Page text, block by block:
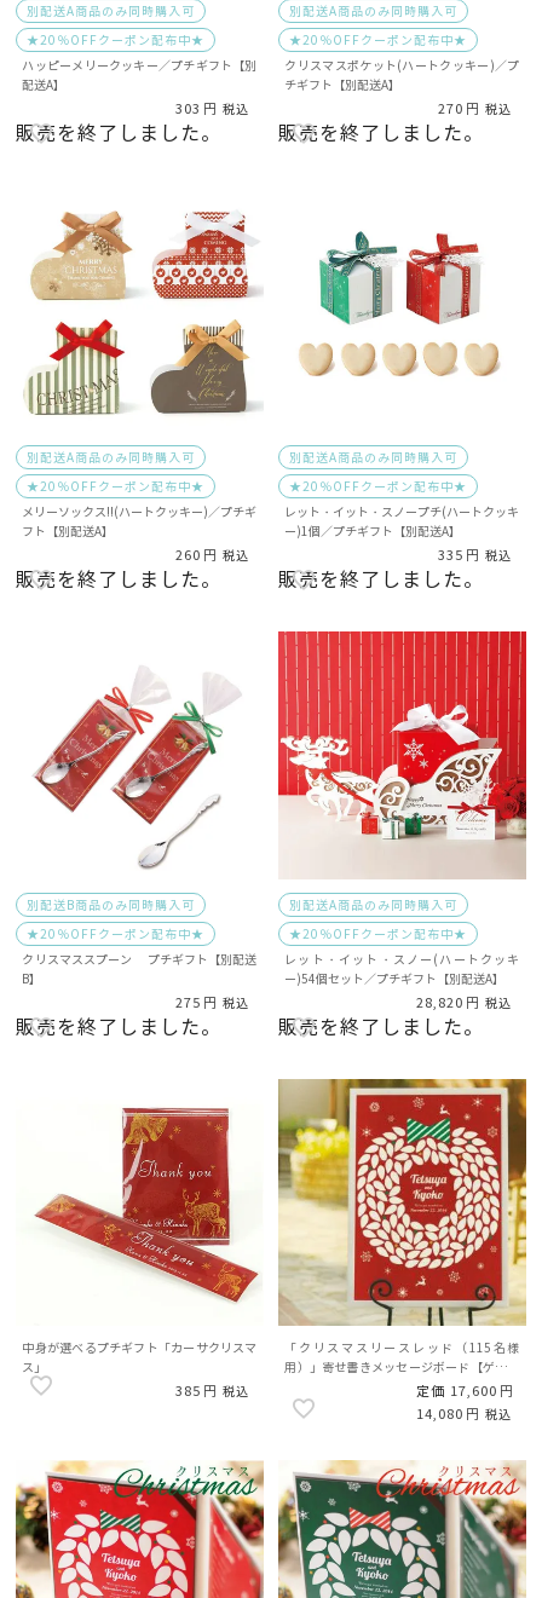
別配送A商品のみ同時購入可
★20％OFFクーポン配布中★
ハッピーメリークッキー／プチギフト【別
配送A】
303 税込
販売を終了しました。
別配送A商品のみ同時購入可
★20％OFFクーポン配布中★
クリスマスポケット(ハートクッキー)／プ
チギフト【別配送A】
270 税込
販売を終了しました。
別配送A商品のみ同時購入可
★20％OFFクーポン配布中★
メリーソックス!!(ハートクッキー)／プチギ
フト【別配送A】
260 税込
販売を終了しました。
別配送A商品のみ同時購入可
★20％OFFクーポン配布中★
レット・イット・スノープチ(ハートクッキ
ー)1個／プチギフト【別配送A】
335 税込
販売を終了しました。
別配送B商品のみ同時購入可
★20％OFFクーポン配布中★
クリスマススプーン プチギフト【別配送
B】
275 税込
販売を終了しました。
別配送A商品のみ同時購入可
★20％OFFクーポン配布中★
レット・イット・スノー(ハートクッキ
ー)54個セット／プチギフト【別配送A】
28,820 税込
販売を終了しました。
中身が選べるプチギフト「カーサクリスマ
ス」
385 税込
「クリスマスリースレッド（115名様
用）」寄せ書きメッセージボード【ゲスト
定価 17,600
14,080
税込